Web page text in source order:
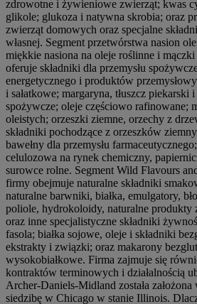
zdrowotne i żywieniowe zwierząt; kwas
glikole; glukoza i natywna skrobia; oraz
zwierząt domowych oraz specjalne
własnej. Segment przetwórstwa nasion
miękkie nasiona na oleje roślinne i mączki
oferuje składniki dla przemysłu
energetycznego i produktów
i sałatkowe; margaryna, tłuszcz piekarski
spożywcze; oleje częściowo rafinowane;
oleistych; orzeszki ziemne, orzechy z
składniki pochodzące z orzeszków
bawełny dla przemysłu
celulozowa na rynek chemiczny,
surowce rolne. Segment Wild Flavours
firmy obejmuje naturalne składniki
naturalne barwniki, białka, emulgatory,
poliole, hydrokoloidy, naturalne produkty
oraz inne specjalistyczne składniki
fasola; białka sojowe, oleje i składniki
ekstrakty i związki; oraz makarony
wysokobiałkowe. Firma zajmuje się
kontraktów terminowych i działalnością
Archer-Daniels-Midland została
siedzibę w Chicago w stanie Illinois.